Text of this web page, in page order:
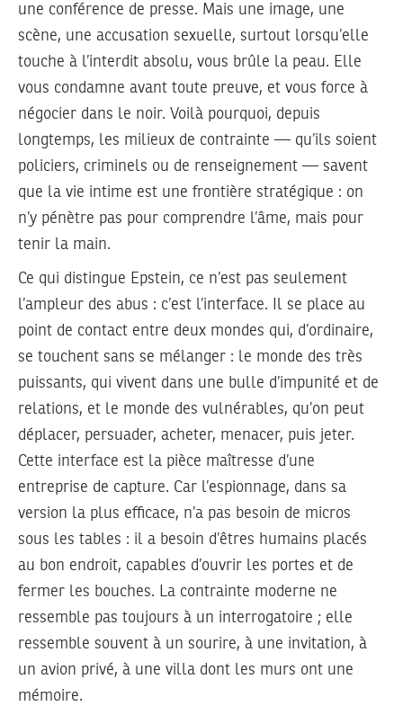
une conférence de presse. Mais une image, une
scène, une accusation sexuelle, surtout lorsqu’elle
touche à l’interdit absolu, vous brûle la peau. Elle
vous condamne avant toute preuve, et vous force à
négocier dans le noir. Voilà pourquoi, depuis
longtemps, les milieux de contrainte — qu’ils soient
policiers, criminels ou de renseignement — savent
que la vie intime est une frontière stratégique : on
n’y pénètre pas pour comprendre l’âme, mais pour
tenir la main.
Ce qui distingue Epstein, ce n’est pas seulement
l’ampleur des abus : c’est l’interface. Il se place au
point de contact entre deux mondes qui, d’ordinaire,
se touchent sans se mélanger : le monde des très
puissants, qui vivent dans une bulle d’impunité et de
relations, et le monde des vulnérables, qu’on peut
déplacer, persuader, acheter, menacer, puis jeter.
Cette interface est la pièce maîtresse d’une
entreprise de capture. Car l’espionnage, dans sa
version la plus efficace, n’a pas besoin de micros
sous les tables : il a besoin d’êtres humains placés
au bon endroit, capables d’ouvrir les portes et de
fermer les bouches. La contrainte moderne ne
ressemble pas toujours à un interrogatoire ; elle
ressemble souvent à un sourire, à une invitation, à
un avion privé, à une villa dont les murs ont une
mémoire.